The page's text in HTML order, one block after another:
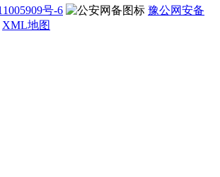
号-6
豫公网安备
XML地图